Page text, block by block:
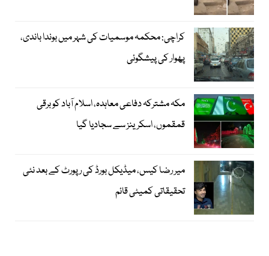
کراچی: محکمہ موسمیات کی شہر میں بوندا باندی،
پھوار کی پیشگوئی
مکہ مشترکہ دفاعی معاہدہ، اسلام آباد کو برقی
قمقموں، اسکرینز سے سجادیا گیا
میر رضا کیس، میڈیکل بورڈ کی رپورٹ کے بعد نئی
تحقیقاتی کمیٹی قائم